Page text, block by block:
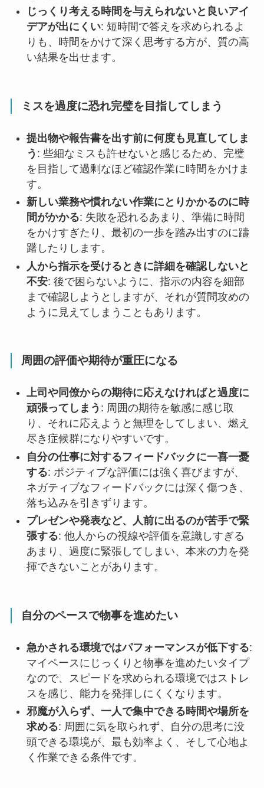
じっくり考える時間を与えられないと良いアイ
デアが出にくい: 短時間で答えを求められるよ
りも、時間をかけて深く思考する方が、質の高
い結果を出せます。
ミスを過度に恐れ完璧を目指してしまう
提出物や報告書を出す前に何度も見直してしま
う : 些細なミスも許せないと感じるため、完璧
を目指して過剰なほど確認作業に時間をかけま
す。
新しい業務や慣れない作業にとりかかるのに時
間がかかる: 失敗を恐れるあまり、準備に時間
をかけすぎたり、最初の一歩を踏み出すのに躊
躇したりします。
人から指示を受けるときに詳細を確認しないと
不安: 後で困らないように、指示の内容を細部
まで確認しようとしますが、それが質問攻めの
ように見えてしまうこともあります。
周囲の評価や期待が重圧になる
上司や同僚からの期待に応えなければと過度に
頑張ってしまう : 周囲の期待を敏感に感じ取
り、それに応えようと無理をしてしまい、燃え
尽き症候群になりやすいです。
自分の仕事に対するフィードバックに一喜一憂
する: ポジティブな評価には強く喜びますが、
ネガティブなフィードバックには深く傷つき、
落ち込みを引きずります。
プレゼンや発表など、人前に出るのが苦手で緊
張する: 他人からの視線や評価を意識しすぎる
あまり、過度に緊張してしまい、本来の力を発
揮できないことがあります。
自分のペースで物事を進めたい
急かされる環境ではパフォーマンスが低下する:
マイペースにじっくりと物事を進めたいタイプ
なので、スピードを求められる環境ではストレ
スを感じ、能力を発揮しにくくなります。
邪魔が入らず、一人で集中できる時間や場所を
求める: 周囲に気を取られず、自分の思考に没
頭できる環境が、最も効率よく、そして心地よ
く作業できる条件です。